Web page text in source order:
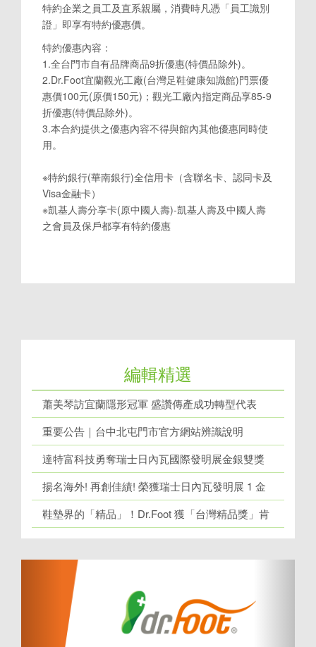
特約企業之員工及直系親屬，消費時凡憑「員工識別
證」即享有特約優惠價。
特約優惠內容：
1.全台門市自有品牌商品9折優惠(特價品除外)。
2.Dr.Foot宜蘭觀光工廠(台灣足鞋健康知識館)門票優
惠價100元(原價150元)；觀光工廠內指定商品享85-9
折優惠(特價品除外)。
3.本合約提供之優惠內容不得與館內其他優惠同時使
用。
※特約銀行(華南銀行)全信用卡（含聯名卡、認同卡及
Visa金融卡）
※凱基人壽分享卡(原中國人壽)-凱基人壽及中國人壽
之會員及保戶都享有特約優惠
編輯精選
蕭美琴訪宜蘭隱形冠軍 盛讚傳產成功轉型代表
重要公告｜台中北屯門市官方網站辨識說明
達特富科技勇奪瑞士日內瓦國際發明展金銀雙獎
揚名海外! 再創佳績! 榮獲瑞士日內瓦發明展 1 金
牌、1 銀牌
鞋墊界的「精品」！Dr.Foot 獲「台灣精品獎」肯
定！